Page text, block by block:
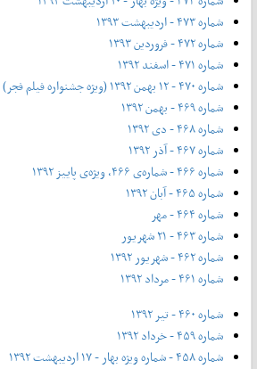
شماره ۴۷۳ - اردیبهشت ۱۳۹۳
شماره ۴۷۲ - فروردین ۱۳۹۳
شماره ۴۷۱ - اسفند ۱۳۹۲
شماره ۴۷۰ - ۱۲ بهمن ۱۳۹۲ (ویژه جشنواره فیلم فجر)
شماره ۴۶۹ - بهمن ۱۳۹۲
شماره ۴۶۸ - دی ۱۳۹۲
شماره ۴۶۷ - آذر ۱۳۹۲
شماره ۴۶۶ - شماره‌ی ۴۶۶، ویژه‌ی پاییز ۱۳۹۲
شماره ۴۶۵ - آبان ۱۳۹۲
شماره ۴۶۴ - مهر
شماره ۴۶۳ - ۲۱ شهریور
شماره ۴۶۲ - شهریور ۱۳۹۲
شماره ۴۶۱ - مرداد ۱۳۹۲
شماره ۴۶۰ - تیر ۱۳۹۲
شماره ۴۵۹ - خرداد ۱۳۹۲
شماره ۴۵۸ - شماره ویژه بهار - ۱۷ اردیبهشت ۱۳۹۲